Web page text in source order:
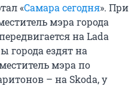
«Самара сегодня». При
мэра города
на Lada
города ездят на
мэра по
– на Skoda, у